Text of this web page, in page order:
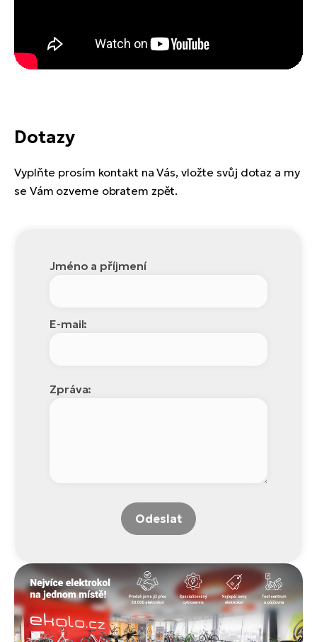
Dotazy
Vyplňte prosím kontakt na Vás, vložte svůj dotaz a my
se Vám ozveme obratem zpět.
Jméno a příjmení
E-mail:
Zpráva:
Odeslat